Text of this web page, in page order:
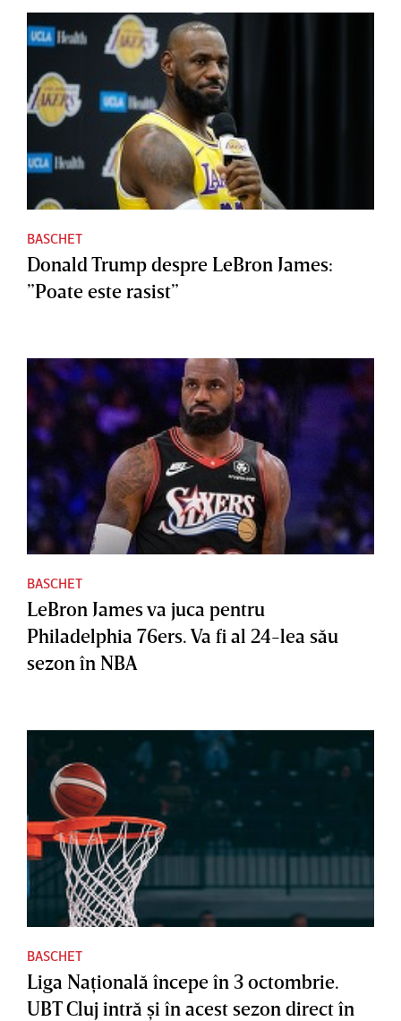
BASCHET
Donald Trump despre LeBron James:
”Poate este rasist”
BASCHET
LeBron James va juca pentru
Philadelphia 76ers. Va fi al 24-lea său
sezon în NBA
BASCHET
Liga Naţională începe în 3 octombrie.
UBT Cluj intră şi în acest sezon direct în